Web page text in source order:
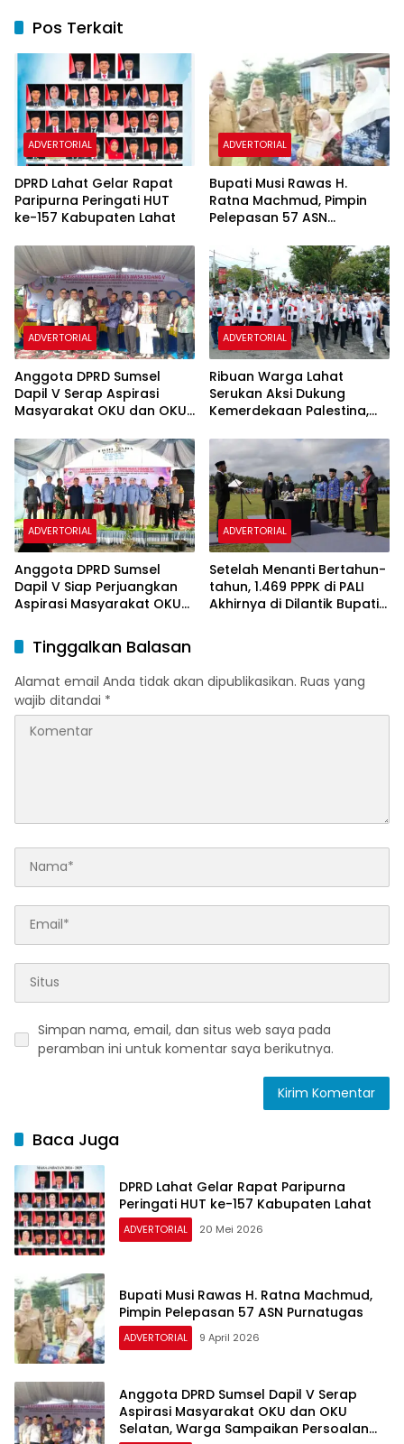
Pos Terkait
ADVERTORIAL
DPRD Lahat Gelar Rapat
Paripurna Peringati HUT
ke-157 Kabupaten Lahat
ADVERTORIAL
Bupati Musi Rawas H.
Ratna Machmud, Pimpin
Pelepasan 57 ASN
ADVERTORIAL
Anggota DPRD Sumsel
Dapil V Serap Aspirasi
Masyarakat OKU dan OKU
Persoalan Infrastruktur,
Kesehatan dan Pendidikan
ADVERTORIAL
Ribuan Warga Lahat
Serukan Aksi Dukung
Kemerdekaan Palestina,
Segala Bangsa
ADVERTORIAL
Anggota DPRD Sumsel
Dapil V Siap Perjuangkan
Aspirasi Masyarakat OKU
ADVERTORIAL
Setelah Menanti Bertahun-
tahun, 1.469 PPPK di PALI
Akhirnya di Dilantik Bupati
Tinggalkan Balasan
Alamat email Anda tidak akan dipublikasikan. Ruas yang
wajib ditandai *
Simpan nama, email, dan situs web saya pada
peramban ini untuk komentar saya berikutnya.
Baca Juga
DPRD Lahat Gelar Rapat Paripurna
Peringati HUT ke-157 Kabupaten Lahat
ADVERTORIAL 20 Mei 2026
Bupati Musi Rawas H. Ratna Machmud,
Pimpin Pelepasan 57 ASN Purnatugas
ADVERTORIAL 9 April 2026
Anggota DPRD Sumsel Dapil V Serap
Aspirasi Masyarakat OKU dan OKU
Selatan, Warga Sampaikan Persoalan